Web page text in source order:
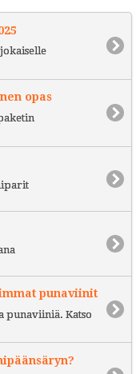
opas
punaviinit
punaviiniä. Katso